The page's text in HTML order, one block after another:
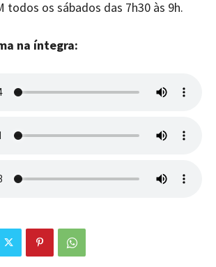
todos os sábados das 7h30 às 9h.
na íntegra: